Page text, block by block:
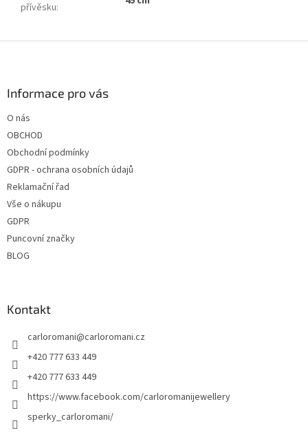
přívěsku:
Informace pro vás
O nás
OBCHOD
Obchodní podmínky
GDPR - ochrana osobních údajů
Reklamační řad
Vše o nákupu
GDPR
Puncovní značky
BLOG
Kontakt
carloromani@carloromani.cz
+420 777 633 449
+420 777 633 449
https://www.facebook.com/carloromanijewellery
sperky_carloromani/